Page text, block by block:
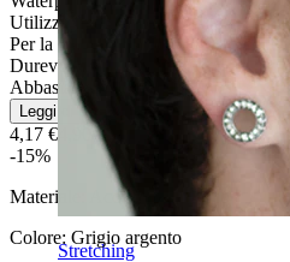
Stretching
Utilizzo quotidiano
Per la maggior parte dei tipi di pelle
Durevole
Abbastanza facile
Leggi di più
4,17 € 4,90 €
-15%
Materiale:
Acciaio chirurgico
Colore: Grigio argento